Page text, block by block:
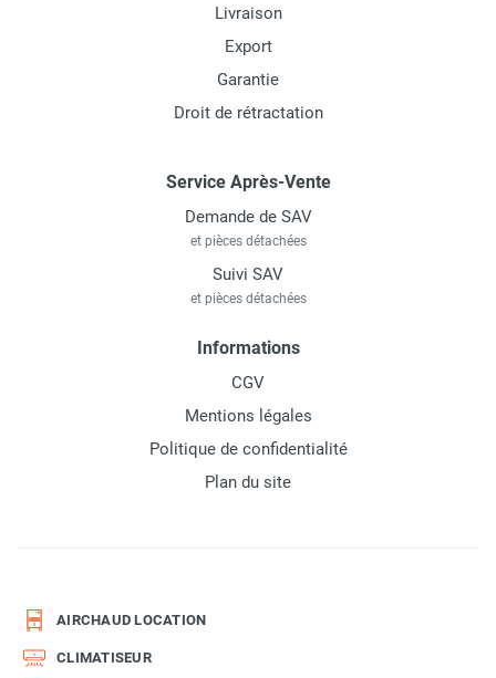
Livraison
Export
Garantie
Droit de rétractation
Service Après-Vente
Demande de SAV
et pièces détachées
Suivi SAV
et pièces détachées
Informations
CGV
Mentions légales
Politique de confidentialité
Plan du site
AIRCHAUD LOCATION
CLIMATISEUR